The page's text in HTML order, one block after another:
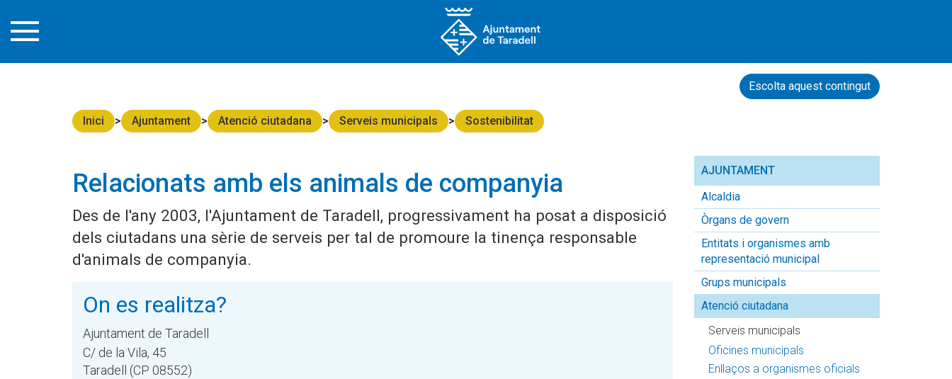
Escolta aquest contingut
Inici Ajuntament Atenció ciutadana Serveis municipals Sostenibilitat
Relacionats amb els animals de companyia
Des de l'any 2003, l'Ajuntament de Taradell, progressivament ha posat a disposició
dels ciutadans una sèrie de serveis per tal de promoure la tinença responsable
d'animals de companyia.
On es realitza?
Ajuntament de Taradell
C/ de la Vila, 45
Taradell (CP 08552)
AJUNTAMENT
Alcaldia
Òrgans de govern
Entitats i organismes amb
representació municipal
Grups municipals
Atenció ciutadana
Serveis municipals
Oficines municipals
Enllaços a organismes oficials